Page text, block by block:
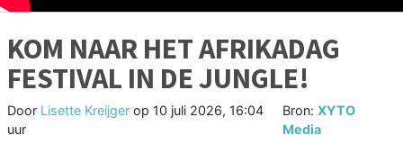
KOM NAAR HET AFRIKADAG
FESTIVAL IN DE JUNGLE!
Door Lisette Kreijger op 10 juli 2026, 16:04
uur
Bron:XYTO
Media